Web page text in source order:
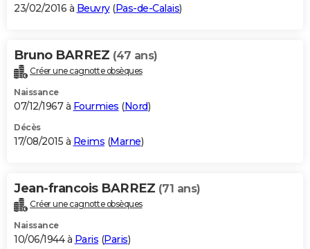
23/02/2016 à Beuvry(Pas-de-Calais)
Bruno BARREZ (47 ans)
Créer une cagnotte obsèques
Naissance
07/12/1967 à Fourmies (Nord)
Décès
17/08/2015 à Reims (Marne)
Jean-francois BARREZ (71 ans)
Créer une cagnotte obsèques
Naissance
10/06/1944 à Paris (Paris)